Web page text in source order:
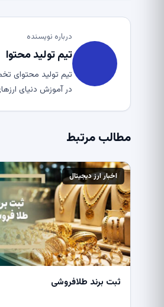
درباره نویسنده
تیم تولید محتوا
تیم تولید محتوای
در آموزش دنیای
مطالب مرتبط
اخبار ارز دیجیتال
ثبت برند طلافروشی